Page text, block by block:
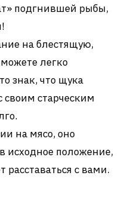
подгнившей рыбы,
на блестящую,
легко
знак, что щука
своим старческим
на мясо, оно
исходное положение,
расставаться с вами.